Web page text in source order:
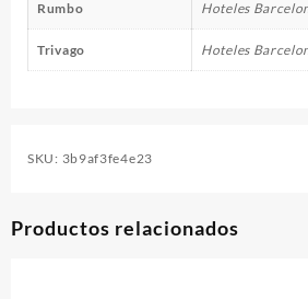
Rumbo Hoteles
Trivago Hoteles
SKU: 3b9af3fe4e23
Productos relacionados